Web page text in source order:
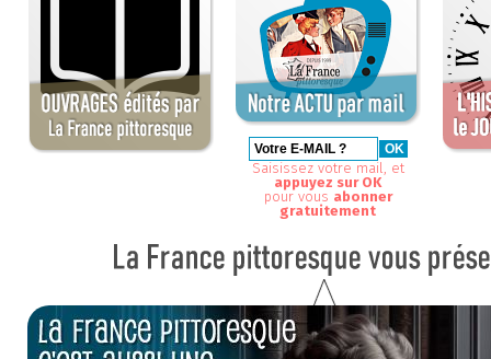
Saisissez votre mail, et
appuyez sur OK
pour vous abonner
gratuitement